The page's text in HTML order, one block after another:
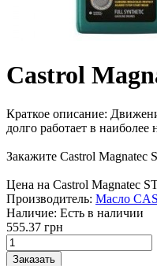
Castrol
Краткое описание:
долго работает в наиболее
Закажите Castrol
Цена на Castrol Magnatec
Производитель: Масло
Наличие: Есть в наличии
555.37 грн